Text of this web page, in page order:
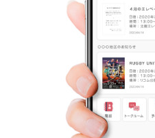
アプ
お問